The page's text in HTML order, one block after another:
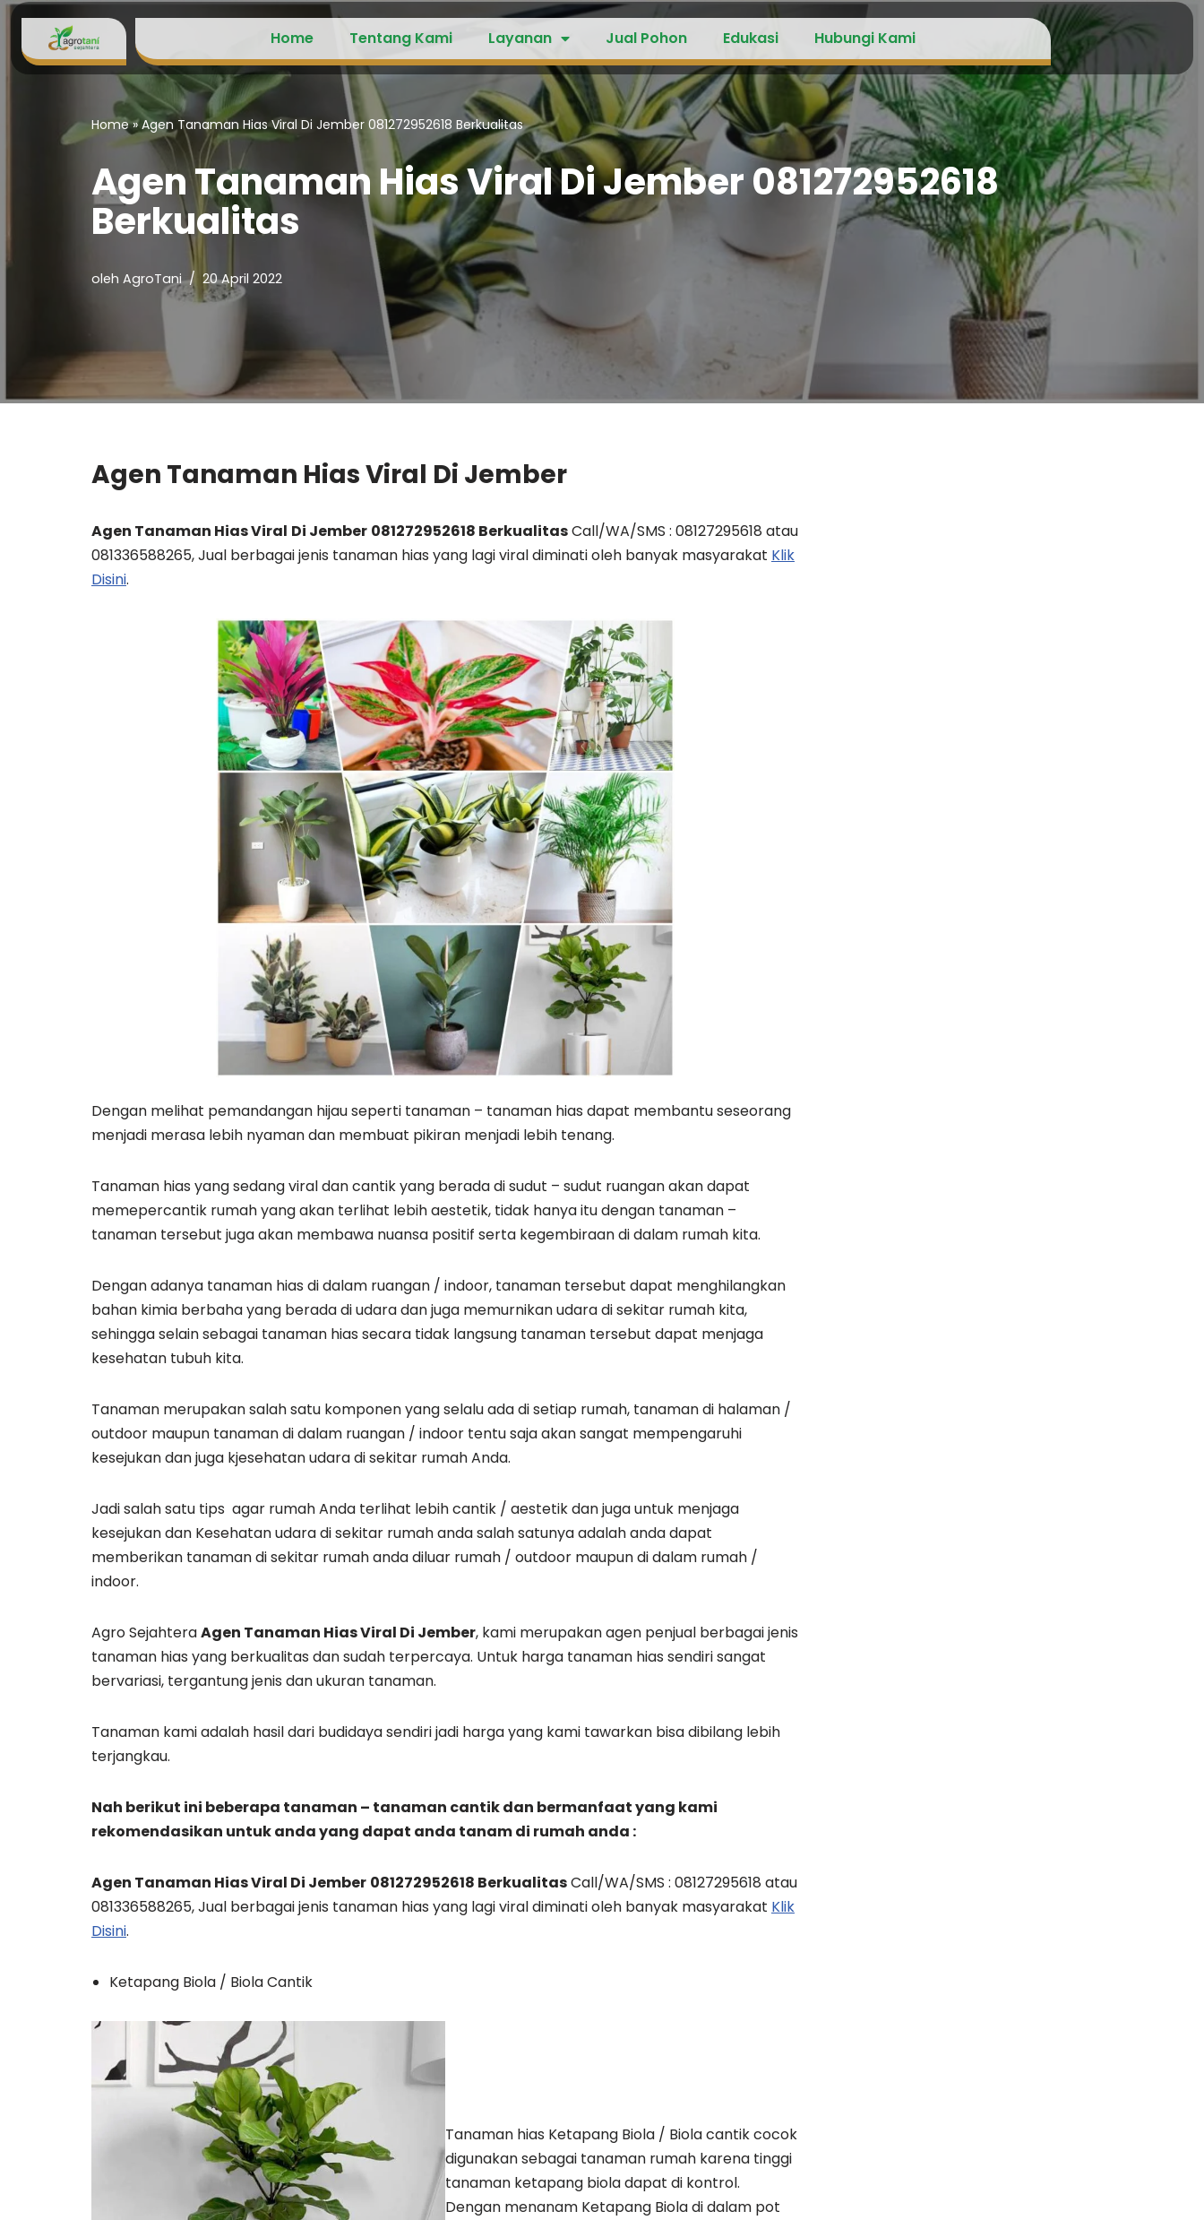
Lompat
ke
Home Tentang Kami Layanan Jual Pohon Edukasi Hubungi Kami
Home»Agen Tanaman Hias Viral Di Jember 081272952618 Berkualitas
Agen Tanaman Hias Viral Di Jember 081272952618
Berkualitas
oleh AgroTani 20 April 2022
Agen Tanaman Hias Viral Di Jember
Agen Tanaman Hias Viral Di Jember 081272952618 BerkualitasCall/WA/SMS : 08127295618 atau
081336588265, Jual berbagai jenis tanaman hias yang lagi viral diminati oleh banyak masyarakat Klik
Disini.
Dengan melihat pemandangan hijau seperti tanaman – tanaman hias dapat membantu seseorang
menjadi merasa lebih nyaman dan membuat pikiran menjadi lebih tenang.
Tanaman hias yang sedang viral dan cantik yang berada di sudut – sudut ruangan akan dapat
memepercantik rumah yang akan terlihat lebih aestetik, tidak hanya itu dengan tanaman –
tanaman tersebut juga akan membawa nuansa positif serta kegembiraan di dalam rumah kita.
Dengan adanya tanaman hias di dalam ruangan / indoor, tanaman tersebut dapat menghilangkan
bahan kimia berbaha yang berada di udara dan juga memurnikan udara di sekitar rumah kita,
sehingga selain sebagai tanaman hias secara tidak langsung tanaman tersebut dapat menjaga
kesehatan tubuh kita.
Tanaman merupakan salah satu komponen yang selalu ada di setiap rumah, tanaman di halaman /
outdoor maupun tanaman di dalam ruangan / indoor tentu saja akan sangat mempengaruhi
kesejukan dan juga kjesehatan udara di sekitar rumah Anda.
Jadi salah satu tips agar rumah Anda terlihat lebih cantik / aestetik dan juga untuk menjaga
kesejukan dan Kesehatan udara di sekitar rumah anda salah satunya adalah anda dapat
memberikan tanaman di sekitar rumah anda diluar rumah / outdoor maupun di dalam rumah /
indoor.
Agro SejahteraAgen Tanaman Hias Viral Di Jember, kami merupakan agen penjual berbagai jenis
tanaman hias yang berkualitas dan sudah terpercaya. Untuk harga tanaman hias sendiri sangat
bervariasi, tergantung jenis dan ukuran tanaman.
Tanaman kami adalah hasil dari budidaya sendiri jadi harga yang kami tawarkan bisa dibilang lebih
terjangkau.
Nah berikut ini beberapa tanaman – tanaman cantik dan bermanfaat yang kami
rekomendasikan untuk anda yang dapat anda tanam di rumah anda :
Agen Tanaman Hias Viral Di Jember 081272952618 BerkualitasCall/WA/SMS : 08127295618 atau
081336588265, Jual berbagai jenis tanaman hias yang lagi viral diminati oleh banyak masyarakat Klik
Disini.
Ketapang Biola / Biola Cantik
Tanaman hias Ketapang Biola / Biola cantik cocok
digunakan sebagai tanaman rumah karena tinggi
tanaman ketapang biola dapat di kontrol.
Dengan menanam Ketapang Biola di dalam pot